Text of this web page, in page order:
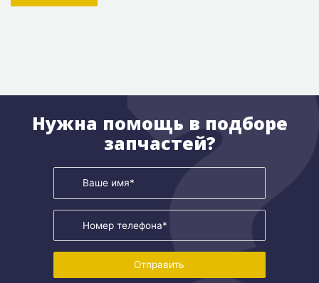
Нужна помощь в подборе
запчастей?
Отправить